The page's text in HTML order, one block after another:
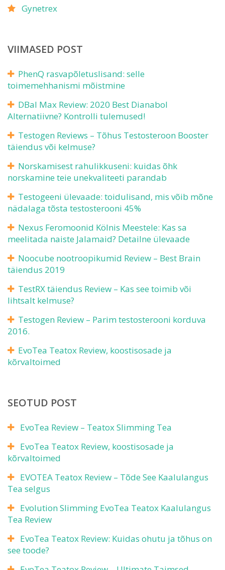
Gynetrex
VIIMASED POST
PhenQ rasvapõletuslisand: selle
toimemehhanismi mõistmine
DBaI Max Review: 2020 Best Dianabol
Alternatiivne? Kontrolli tulemused!
Testogen Reviews – Tõhus Testosteroon Booster
täiendus või kelmuse?
Norskamisest rahulikkuseni: kuidas õhk
norskamine teie unekvaliteeti parandab
Testogeeni ülevaade: toidulisand, mis võib mõne
nädalaga tõsta testosterooni 45%
Nexus Feromoonid Kölnis Meestele: Kas sa
meelitada naiste Jalamaid? Detailne ülevaade
Noocube nootroopikumid Review – Best Brain
täiendus 2019
TestRX täiendus Review – Kas see toimib või
lihtsalt kelmuse?
Testogen Review – Parim testosterooni korduva
2016.
EvoTea Teatox Review, koostisosade ja
kõrvaltoimed
SEOTUD POST
EvoTea Review – Teatox Slimming Tea
EvoTea Teatox Review, koostisosade ja
kõrvaltoimed
EVOTEA Teatox Review – Tõde See Kaalulangus
Tea selgus
Evolution Slimming EvoTea Teatox Kaalulangus
Tea Review
EvoTea Teatox Review: Kuidas ohutu ja tõhus on
see toode?